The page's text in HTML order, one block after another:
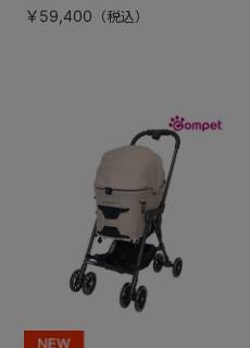
ラーが登場！
￥59,400